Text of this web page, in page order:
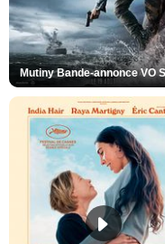
Mutiny Bande-annonce VO